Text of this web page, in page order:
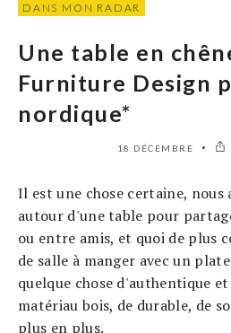
DANS MON RADAR
Une table en
Furniture Design
nordique*
18 DÉCEMBRE
Il est une chose certaine,
autour d'une table pour
ou entre amis, et quoi de plus
de salle à manger avec un
quelque chose d'authentique
matériau bois, de durable, de
plus en plus.